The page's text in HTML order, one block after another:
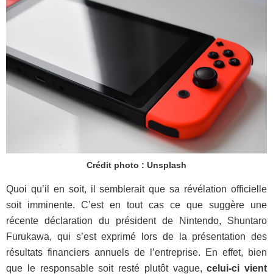
Crédit photo : Unsplash
Quoi qu’il en soit, il semblerait que sa révélation officielle
soit imminente. C’est en tout cas ce que suggère une
récente déclaration du président de Nintendo, Shuntaro
Furukawa, qui s’est exprimé lors de la présentation des
résultats financiers annuels de l’entreprise. En effet, bien
que le responsable soit resté plutôt vague,celui-ci vient